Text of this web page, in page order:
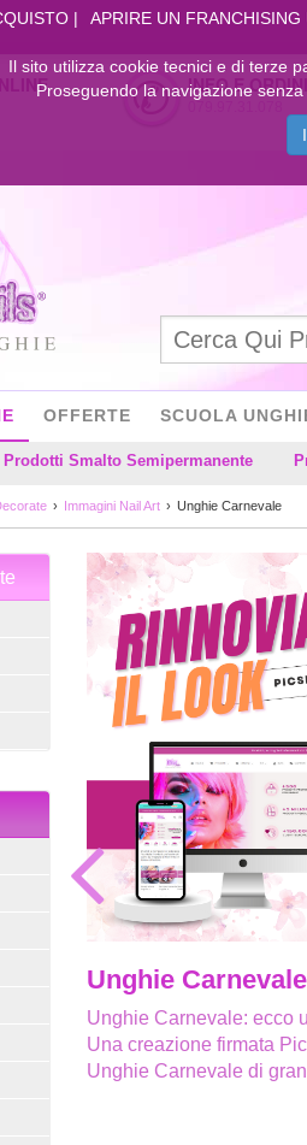
APRIRE UN FRANCHISING
INFO E ORDINI
Prodotti Smalto Semipermanente
OFFERTE SCUOLA
Immagini Nail Art Unghie Carnevale
Unghie Carnevale
Unghie Carnevale: ecco
Una creazione firmata
Unghie Carnevale di
Il sito utilizza cookie tecnici e di terze
Proseguendo la navigazione